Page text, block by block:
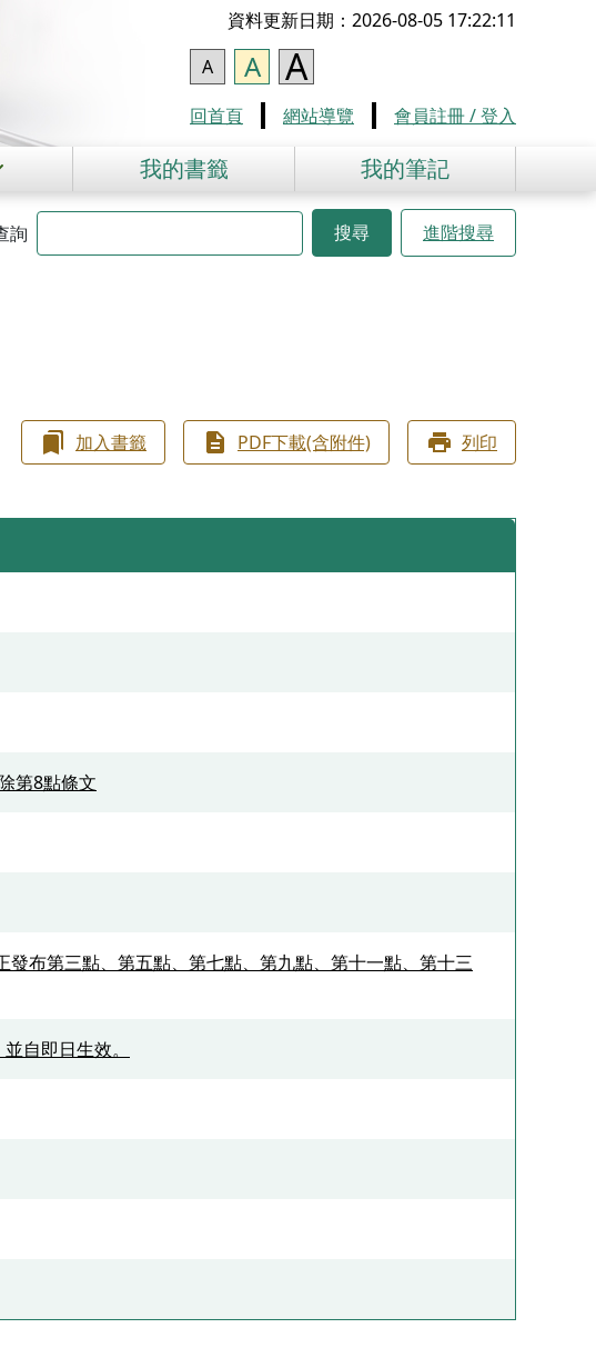
資料更新日期：2026-08-05 17:22:11
A
A A
回首頁 網站導覽 會員註冊 / 登入
我的書籤 我的筆記
詢 搜尋 進階搜尋
加入書籤 PDF下載(含附件) 列印
第8點條文
布第三點、第五點、第七點、第九點、第十一點、第十三
自即日生效。